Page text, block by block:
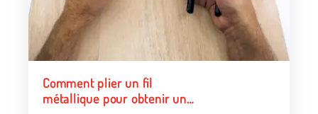
Comment plier un fil
métallique pour obtenir un